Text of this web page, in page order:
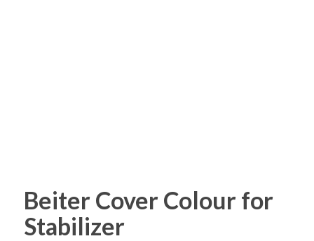
Beiter Cover Colour for
Stabilizer